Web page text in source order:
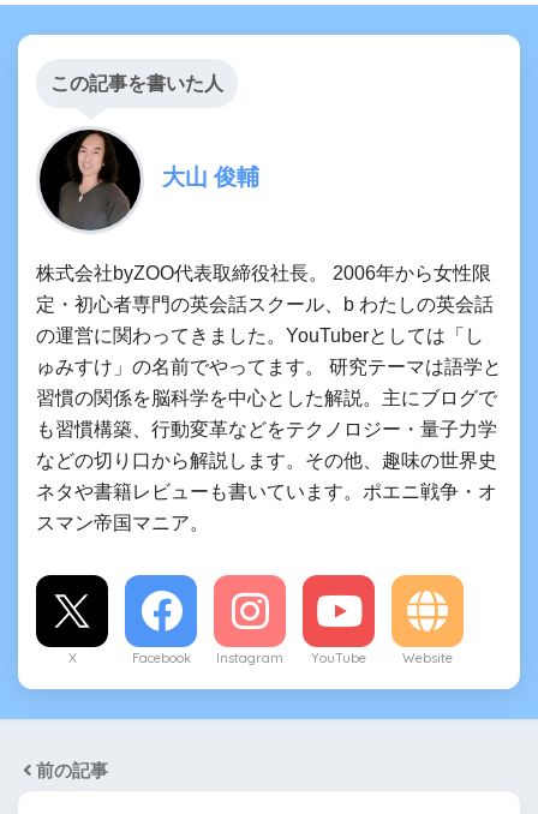
この記事を書いた人
大山 俊輔
株式会社byZOO代表取締役社長。 2006年から女性限
定・初心者専門の英会話スクール、b わたしの英会話
の運営に関わってきました。YouTuberとしては「し
ゅみすけ」の名前でやってます。 研究テーマは語学と
習慣の関係を脳科学を中心とした解説。主にブログで
も習慣構築、行動変革などをテクノロジー・量子力学
などの切り口から解説します。その他、趣味の世界史
ネタや書籍レビューも書いています。ポエニ戦争・オ
スマン帝国マニア。
X Facebook Instagram YouTube Website
前の記事